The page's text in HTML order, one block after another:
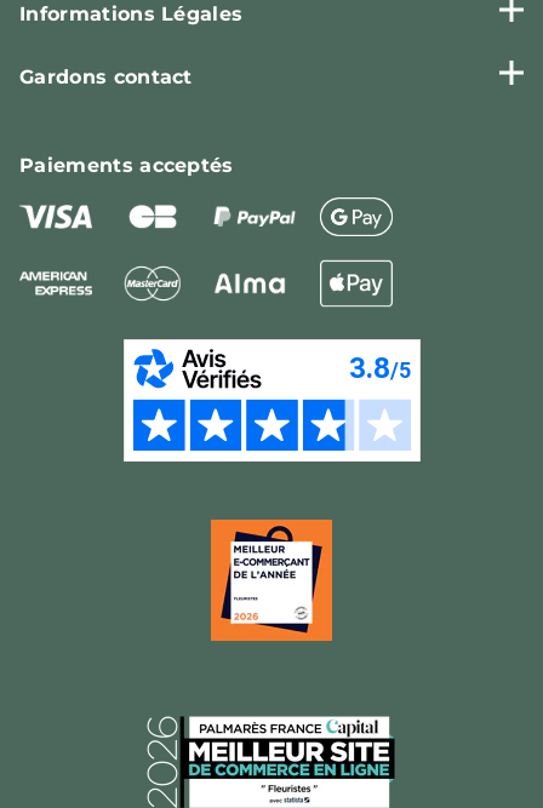
Informations Légales
Gardons contact
Paiementsacceptés